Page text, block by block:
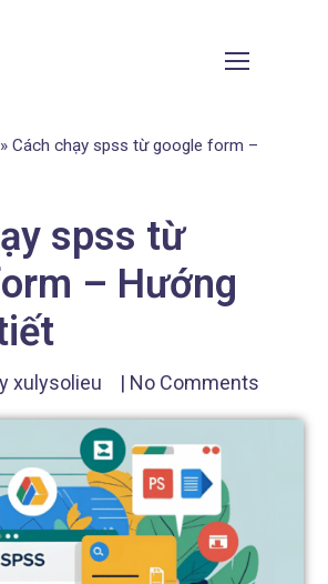
»Cách chạy spss từ google form –
spss từ
– Hướng
xulysolieu | No Comments